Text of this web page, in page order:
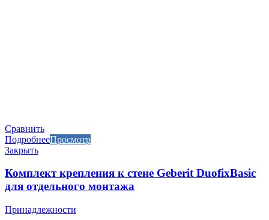
Сравнить
ПодробнееПросмотр
Закрыть
Комплект крепления к стене Geberit DuofixBasic
для отдельного монтажа
Принадлежности